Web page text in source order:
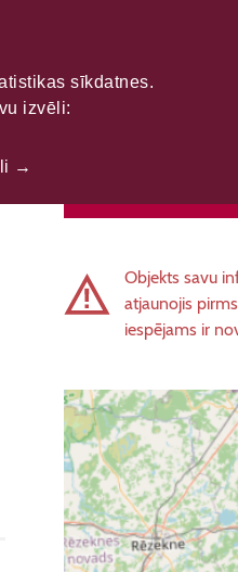
Objekts savu
atjaunojis pirms
iespējams ir
sīkdatnes.
izvēli:
→